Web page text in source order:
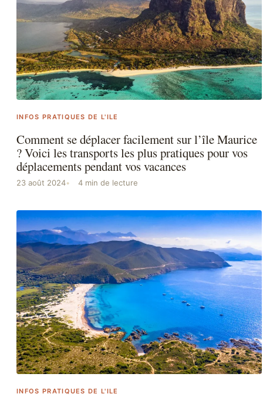
INFOS PRATIQUES DE L'ILE
Comment se déplacer facilement sur l’île Maurice
? Voici les transports les plus pratiques pour vos
déplacements pendant vos vacances
23 août 2024 4 min de lecture
INFOS PRATIQUES DE L'ILE